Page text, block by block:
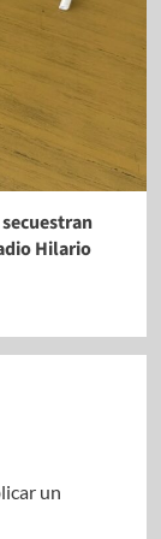
Hilario
un